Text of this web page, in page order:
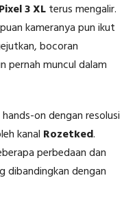
3 XLterus mengalir.
kameranya pun ikut
bocoran
pernah muncul dalam
on dengan resolusi
kanal Rozetked.
perbedaan dan
dibandingkan dengan